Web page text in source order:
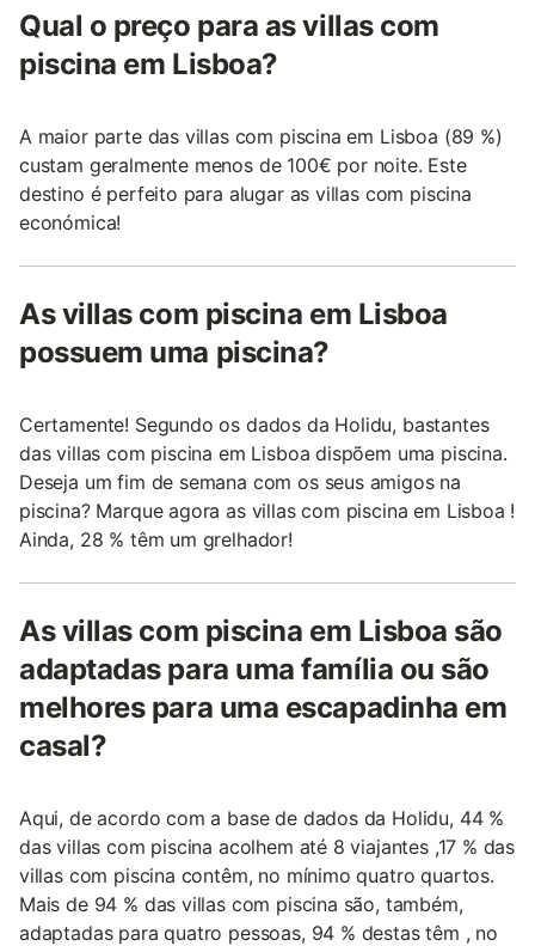
Qual o preço para as villas com
piscina em Lisboa?
A maior parte das villas com piscina em Lisboa (89 %)
custam geralmente menos de 100€ por noite. Este
destino é perfeito para alugar as villas com piscina
económica!
As villas com piscina em Lisboa
possuem uma piscina?
Certamente! Segundo os dados da Holidu, bastantes
das villas com piscina em Lisboa dispõem uma piscina.
Deseja um fim de semana com os seus amigos na
piscina? Marque agora as villas com piscina em Lisboa !
Ainda, 28 % têm um grelhador!
As villas com piscina em Lisboa são
adaptadas para uma família ou são
melhores para uma escapadinha em
casal?
Aqui, de acordo com a base de dados da Holidu, 44 %
das villas com piscina acolhem até 8 viajantes ,17 % das
villas com piscina contêm, no mínimo quatro quartos.
Mais de 94 % das villas com piscina são, também,
adaptadas para quatro pessoas, 94 % destas têm , no